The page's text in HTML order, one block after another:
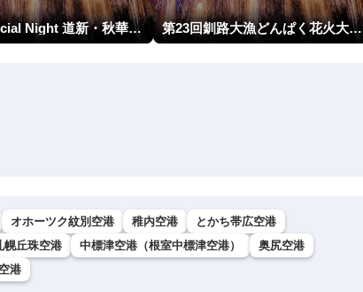
HBA Special Night 道新・秋華火（はなび） 第23回釧路大漁どんぱく花火大会 ～道新・光と音のファンタジー～
オホーツク紋別空港 稚内空港
とかち帯広空港
幌丘珠空港 中標津空港（根室中標津空港）
奥尻空港
港